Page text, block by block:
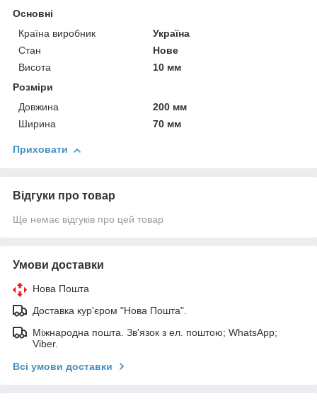
Основні
Країна виробник
Україна
Стан
Нове
Висота
10 мм
Розміри
Довжина
200 мм
Ширина
70 мм
Приховати
Відгуки про товар
Ще немає відгуків про цей товар
Умови доставки
Нова Пошта
Доставка кур'єром "Нова Пошта".
Міжнародна пошта. Зв'язок з ел. поштою; WhatsApp;
Viber.
Всі умови доставки